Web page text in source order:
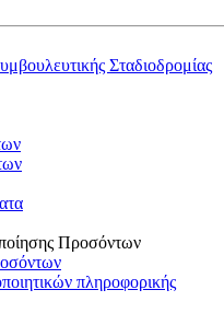
Σταδιοδρομίας
Προσόντων
πληροφορικής